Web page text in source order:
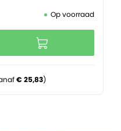
Op voorraad
€ 25,83)